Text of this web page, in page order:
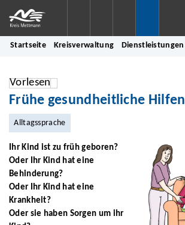
Startseite Kreisverwaltung Dienstleistungen
Vorlesen
Frühe gesundheitliche Hilfen
Alltagssprache
Ihr Kind ist zu früh geboren?
Oder Ihr Kind hat eine
Behinderung?
Oder Ihr Kind hat eine
Krankheit?
Oder sie haben Sorgen um ihr